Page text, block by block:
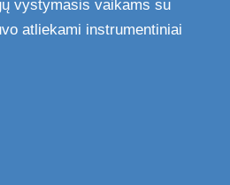
vystymasis vaikams su
atliekami instrumentiniai